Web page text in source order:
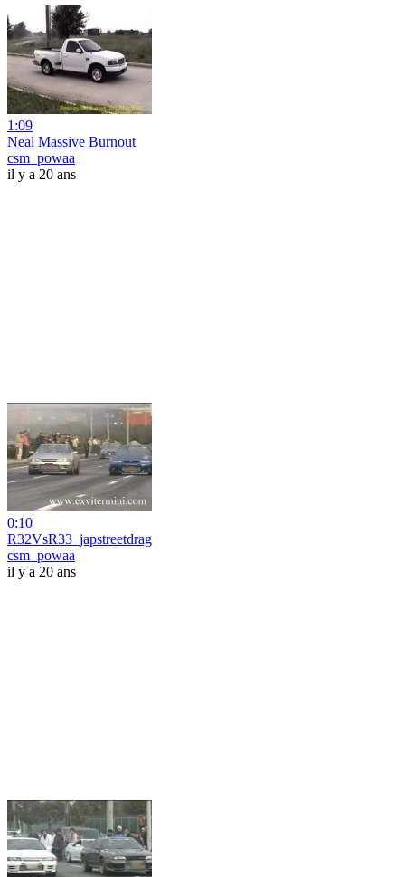
1:09
Neal Massive Burnout
csm_powaa
il y a 20 ans
0:10
R32VsR33_japstreetdrag
csm_powaa
il y a 20 ans